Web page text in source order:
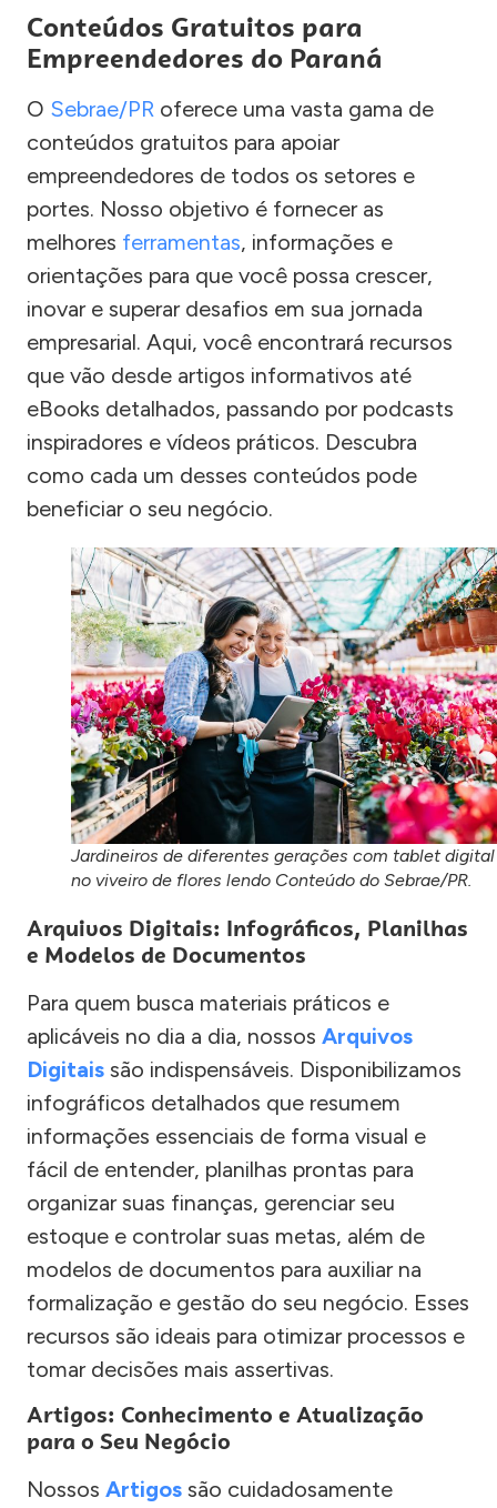
Conteúdos Gratuitos para
Empreendedores do Paraná
O Sebrae/PR oferece uma vasta gama de
conteúdos gratuitos para apoiar
empreendedores de todos os setores e
portes. Nosso objetivo é fornecer as
melhores ferramentas, informações e
orientações para que você possa crescer,
inovar e superar desafios em sua jornada
empresarial. Aqui, você encontrará recursos
que vão desde artigos informativos até
eBooks detalhados, passando por podcasts
inspiradores e vídeos práticos. Descubra
como cada um desses conteúdos pode
beneficiar o seu negócio.
Jardineiros de diferentes gerações com tablet digital
no viveiro de flores lendo Conteúdo do Sebrae/PR.
Arquivos Digitais: Infográficos, Planilhas
e Modelos de Documentos
Para quem busca materiais práticos e
aplicáveis no dia a dia, nossos Arquivos
Digitais são indispensáveis. Disponibilizamos
infográficos detalhados que resumem
informações essenciais de forma visual e
fácil de entender, planilhas prontas para
organizar suas finanças, gerenciar seu
estoque e controlar suas metas, além de
modelos de documentos para auxiliar na
formalização e gestão do seu negócio. Esses
recursos são ideais para otimizar processos e
tomar decisões mais assertivas.
Artigos: Conhecimento e Atualização
para o Seu Negócio
Nossos Artigos são cuidadosamente